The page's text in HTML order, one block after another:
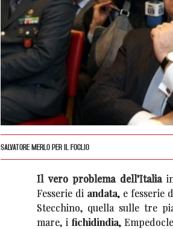
SALVATORE MERLO PER IL FOGLIO
Il vero problema dell’Italiain
Fesserie di andata, e
Stecchino, quella sulle tre
mare, i fichidindia,